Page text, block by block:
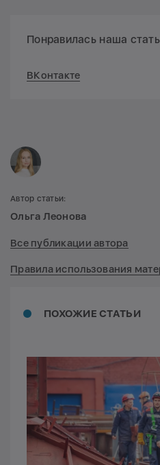
Понравилась наша
ВКонтакте
ПОХОЖИЕ СТАТЬИ
Автор статьи:
Ольга Леонова
Все публикации автора
Правила использования